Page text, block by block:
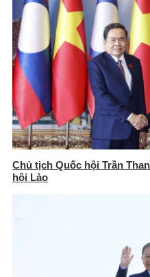
Chủ tịch Quốc hội Trần
hội Lào